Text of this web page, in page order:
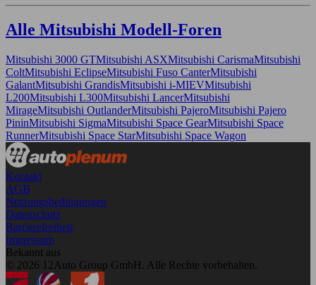
Alle Mitsubishi Modell-Foren
Mitsubishi 3000 GTMitsubishi ASXMitsubishi CarismaMitsubishi
ColtMitsubishi EclipseMitsubishi Fuso CanterMitsubishi
GalantMitsubishi GrandisMitsubishi i-MIEVMitsubishi
L200Mitsubishi L300Mitsubishi LancerMitsubishi
MirageMitsubishi OutlanderMitsubishi PajeroMitsubishi Pajero
PininMitsubishi SigmaMitsubishi Space GearMitsubishi Space
RunnerMitsubishi Space StarMitsubishi Space Wagon
Kontakt
AGB
Nutzungsbedingungen
Datenschutz
Barrierefreiheit
Impressum
Bekannt aus
© 2026 12Auto Group GmbH. Alle Rechte vorbehalten.